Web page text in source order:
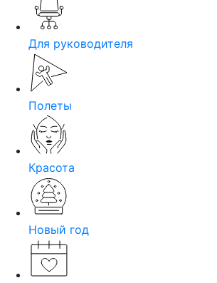
Для руководителя
Полеты
Красота
Новый год